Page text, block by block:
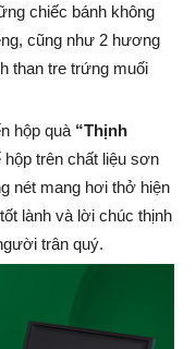
chiếc bánh không
cũng như 2 hương
than tre trứng muối
hộp quà “Thịnh
trên chất liệu sơn
nét mang hơi thở hiện
lành và lời chúc thịnh
trân quý.